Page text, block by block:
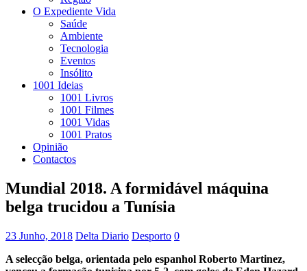
O Expediente Vida
Saúde
Ambiente
Tecnologia
Eventos
Insólito
1001 Ideias
1001 Livros
1001 Filmes
1001 Vidas
1001 Pratos
Opinião
Contactos
Mundial 2018. A formidável máquina
belga trucidou a Tunísia
23 Junho, 2018 Delta Diario Desporto 0
A selecção belga, orientada pelo espanhol Roberto Martinez,